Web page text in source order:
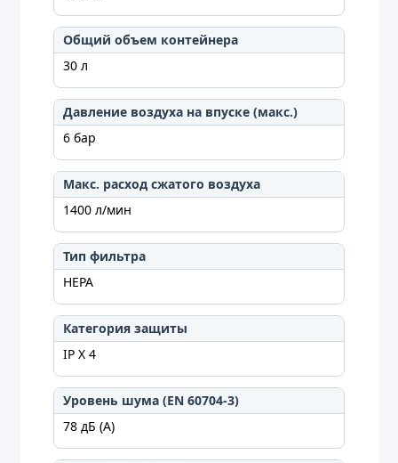
Общий объем контейнера
30 л
Давление воздуха на впуске (макс.)
6 бар
Макс. расход сжатого воздуха
1400 л/мин
Тип фильтра
HEPA
Категория защиты
IP X 4
Уровень шума (EN 60704-3)
78 дБ (А)